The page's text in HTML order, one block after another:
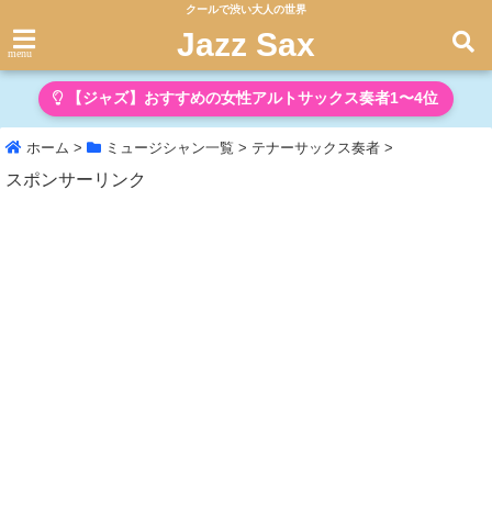
クールで渋い大人の世界
menu Jazz Sax
【ジャズ】おすすめの女性アルトサックス奏者1〜4位
ホーム > ミュージシャン一覧 > テナーサックス奏者 >
スポンサーリンク